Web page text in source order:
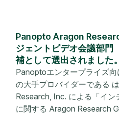
Panopto Aragon
ジェントビデオ会議部
補として選出されました。
Panoptoエンタープライズ
の大手プロバイダーである
Research, Inc. による「イ
に関する Aragon Research